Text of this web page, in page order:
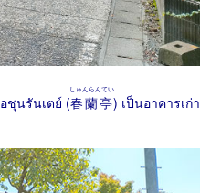
ชุนรันเตย์ (春蘭亭
しゅんらんてい
) เป็นอาคารเก่า